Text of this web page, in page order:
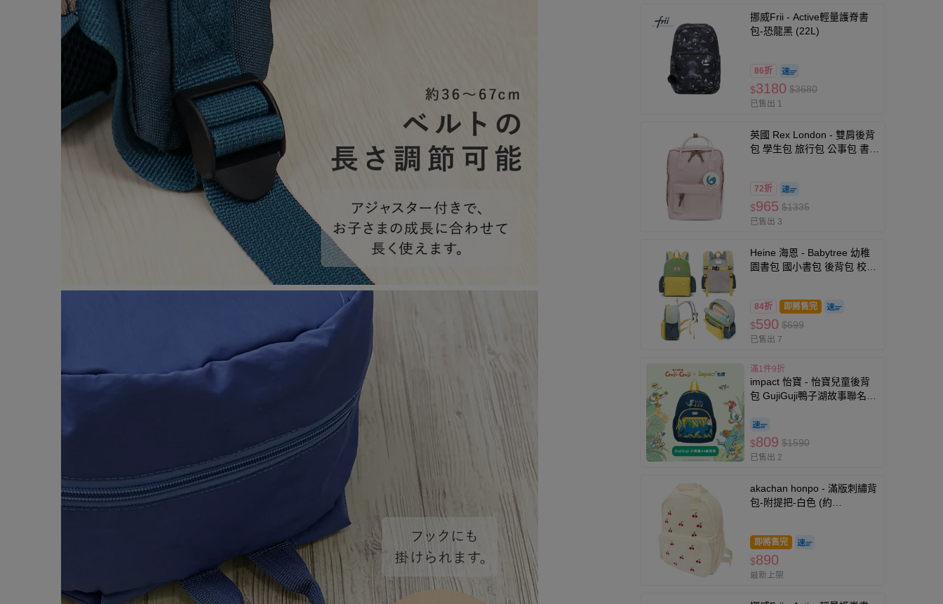
挪威Frii - Active輕量護脊書
包-恐龍黑 (22L)
86折
$3180 $3680
已售出 1
英國 Rex London - 雙肩後背
包 學生包 旅行包 公事包 書
72折
$965 $1335
已售出 3
Heine 海恩 - Babytree 幼稚
園書包 國小書包 後背包 校外
84折 即將售完
$590 $699
已售出 7
滿1件9折
impact 怡寶 - 怡寶兒童後背
包 GujiGuji鴨子湖故事聯名
$809 $1590
已售出 2
akachan honpo - 滿版刺繡背
包-附提把-白色 (約
即將售完
$890
最新上架